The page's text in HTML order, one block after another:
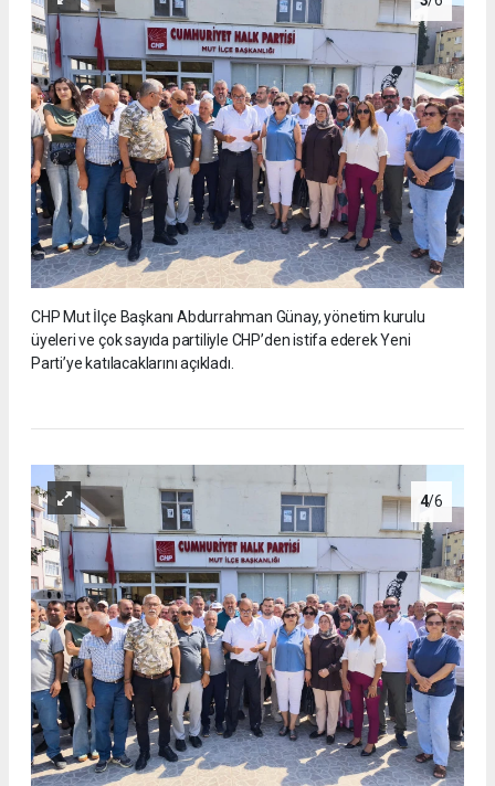
CHP Mut İlçe Başkanı Abdurrahman Günay, yönetim kurulu
üyeleri ve çok sayıda partiliyle CHP’den istifa ederek Yeni
Parti’ye katılacaklarını açıkladı.
4/6